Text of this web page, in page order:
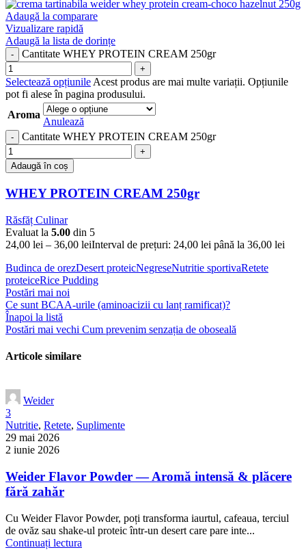
Adaugă la comparare
Vizualizare rapidă
Adaugă la lista de dorințe
Cantitate WHEY PROTEIN CREAM 250gr
Selectează opțiunile Acest produs are mai multe variații. Opțiunile
pot fi alese în pagina produsului.
Aroma
Anulează
Cantitate WHEY PROTEIN CREAM 250gr
Adaugă în coș
WHEY PROTEIN CREAM 250gr
Răsfăț Culinar
Evaluat la 5.00 din 5
24,00 lei – 36,00 leiInterval de prețuri: 24,00 lei până la 36,00 lei
Budinca de orezDesert proteicNegreseNutritie sportivaRetete
proteiceRice Pudding
Postări mai noi
Ce sunt BCAA-urile (aminoacizii cu lanț ramificat)?
Înapoi la listă
Postări mai vechi Cum prevenim senzația de oboseală
Articole similare
Weider
3
Nutritie, Retete, Suplimente
29 mai 2026
2 iunie 2026
Weider Flavor Powder — Aromă intensă & plăcere
fără zahăr
Cu Weider Flavor Powder, poți transforma iaurtul, cafeaua, terciul
de ovăz sau shake-ul proteic într-un desert care pare inte...
Continuați lectura